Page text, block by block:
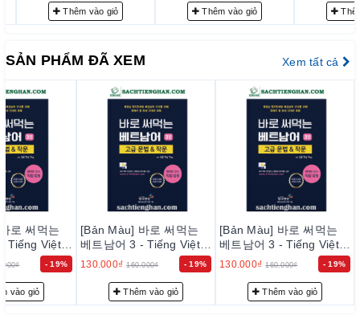
https://sachtienghan.com/ban-mau-tieng-viet-cho-nguoi-han-
Combo 3 tập :https://sachtienghan.com/ban-mau-combo-3-
cuon-tieng-viet-cho-nguoi-han-do-thi-thu
Tại sao nên chọn bộ sách này?
1. Nội dung phong phú và thực tiễn
: Bộ sách gồm 3 tập,
được thiết kế đặc biệt để đáp ứng nhu cầu học tập của người
Hàn Quốc. Mỗi tập không chỉ cung cấp kiến thức ngữ pháp và
từ vựng mà còn chứa đựng những tình huống giao tiếp hàng
ngày, giúp bạn dễ dàng áp dụng ngay vào cuộc sống.
2.Phương pháp học hiện đại
: Được biên soạn bởi Đỗ Thị
Thu, một tác giả có kinh nghiệm lâu năm trong việc giảng dạy
tiếng Việt cho người nước ngoài, bộ sách áp dụng những
phương pháp học tập hiện đại, kết hợp giữa lý thuyết và thực
hành, giúp bạn ghi nhớ nhanh chóng và hiệu quả.
3.Giao tiếp tự tin:Tập 1 sẽ giúp bạn xây dựng nền tảng
Thêm vào giỏ Thêm vào giỏ Thêm
SẢN PHẨM ĐÃ XEM Xem tất cả
- 19%
로 써먹는
Tiếng Việt
-Tập 3-
vào giỏ
- 19%
[Bản Màu] 바로 써먹는
베트남어 3 - Tiếng Việt
cho Người Hàn -Tập 3-
130.000₫ 160.000₫
Thêm vào giỏ
- 19%
[Bản Màu] 바로 써먹는
베트남어 3 - Tiếng Việt
cho Người Hàn -Tập 3-
130.000₫ 160.000₫
Thêm vào giỏ